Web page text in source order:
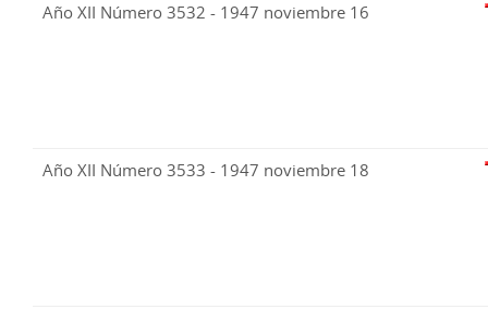
Año XII Número 3532 - 1947 noviembre 16
Año XII Número 3533 - 1947 noviembre 18